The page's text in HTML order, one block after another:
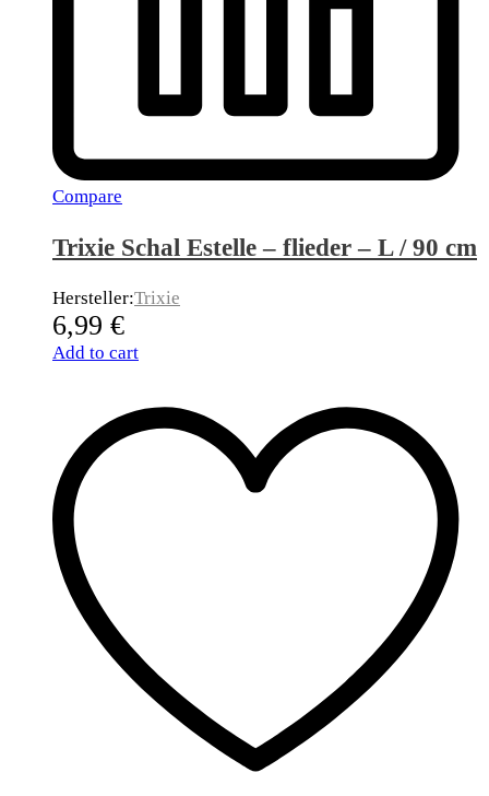
Compare
Trixie Schal Estelle – flieder – L / 90 cm
Hersteller:Trixie
6,99 €
Add to cart